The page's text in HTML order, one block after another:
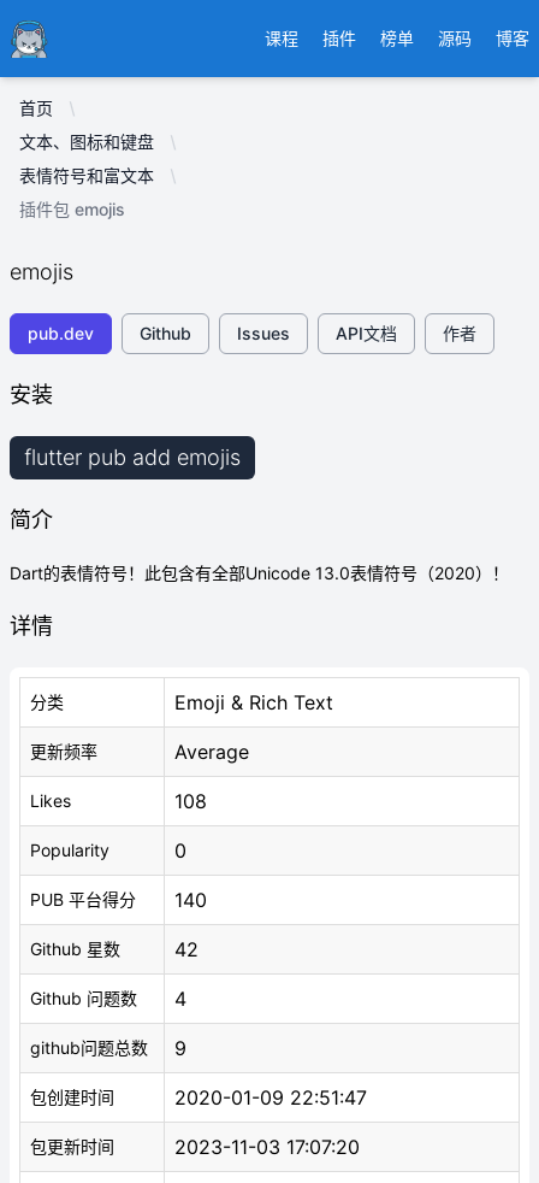
Ducafecat 课程 插件 榜单 源码 博客
首页
文本、图标和键盘
表情符号和富文本
插件包 emojis
emojis
pub.dev Github Issues API文档 作者
安装
flutter pub add emojis
简介
Dart的表情符号！此包含有全部Unicode 13.0表情符号（2020）！
详情
分类 Emoji & Rich Text
更新频率 Average
Likes 108
Popularity 0
PUB 平台得分 140
Github 星数 42
Github 问题数 4
github问题总数 9
包创建时间 2020-01-09 22:51:47
包更新时间 2023-11-03 17:07:20